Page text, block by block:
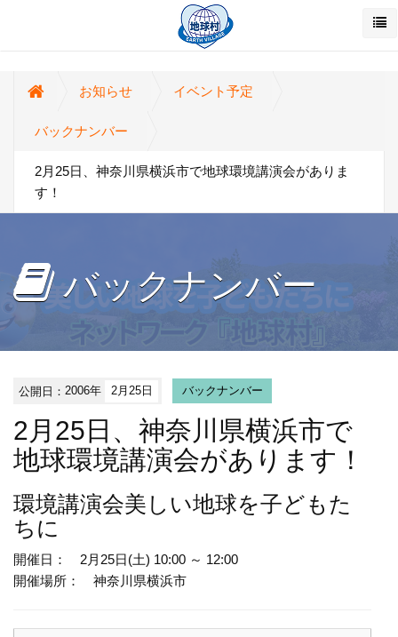
お知らせ イベント予定
バックナンバー
2月25日、神奈川県横浜市で地球環境講演会がありま
す！
バックナンバー
公開日：2006年 2月25日 バックナンバー
2月25日、神奈川県横浜市で
地球環境講演会があります！
環境講演会美しい地球を子どもた
ちに
開催日： 2月25日(土) 10:00 ～ 12:00
開催場所： 神奈川県横浜市